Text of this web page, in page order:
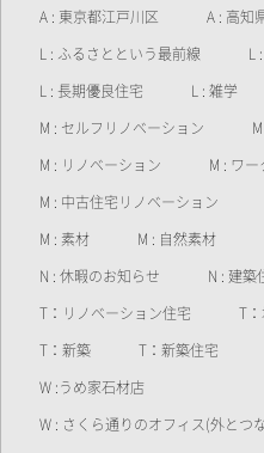
A : 東京都江戸川区 A : 高知
L : ふるさとという最前線 L
L : 長期優良住宅 L : 雑学
M : セルフリノベーション
M : リノベーション M : ワ
M : 中古住宅リノベーション
M : 素材 M : 自然素材
N : 休暇のお知らせ N : 建築
T：リノベーション住宅 T：
T：新築 T：新築住宅
W :うめ家石材店
W : さくら通りのオフィス(外とつ